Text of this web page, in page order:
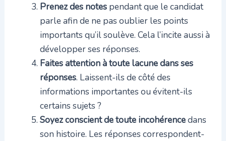
Prenez des notespendant que le candidat
parle afin de ne pas oublier les points
importants qu’il soulève. Cela l’incite aussi à
développer ses réponses.
Faites attention à toute lacune dans ses
réponses. Laissent-ils de côté des
informations importantes ou évitent-ils
certains sujets ?
Soyez conscient de toute incohérencedans
son histoire. Les réponses correspondent-